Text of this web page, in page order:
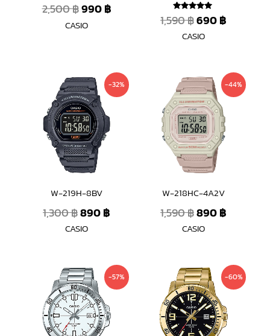
2,500฿990฿
CASIO
ให้คะแนน
5.00
คะแนน
1,590฿690฿
CASIO
-32%
W-219H-8BV
1,300฿
Original
price
was:
1,300 ฿.
890฿
Current
price
CASIO
-44%
W-218HC-4A2V
1,590฿
Original
price
was:
1,590 ฿.
890฿
Current
price
CASIO
-57%
Original
price
was:
2,800 ฿.
Current
price
-60%
Original
price
was:
3,200 ฿.
Current
price